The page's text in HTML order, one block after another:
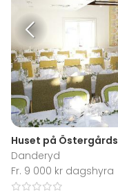
Huset på Östergårds
Danderyd
Fr. 9 000 kr dagshyra